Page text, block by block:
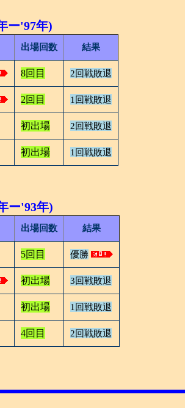
ー'97年)
出場回数 結果
8回目 2回戦敗退
2回目 1回戦敗退
初出場 2回戦敗退
初出場 1回戦敗退
ー'93年)
出場回数 結果
5回目 優勝
初出場 3回戦敗退
初出場 1回戦敗退
4回目 2回戦敗退